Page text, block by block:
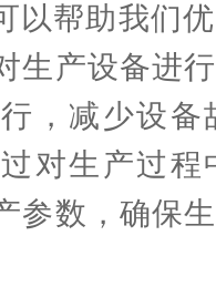
帮助我们优
生产设备进
，减少设备
对生产过
参数，确保